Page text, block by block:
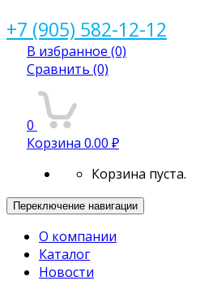
+7 (905) 582-12-12
В избранное (0)
Сравнить (0)
0
Корзина 0.00 ₽
Корзина пуста.
Переключение навигации
О компании
Каталог
Новости